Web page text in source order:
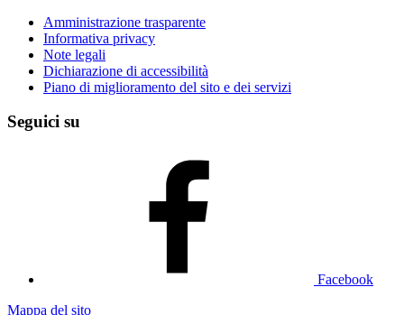
Amministrazione trasparente
Informativa privacy
Note legali
Dichiarazione di accessibilità
Piano di miglioramento del sito e dei servizi
Seguici su
Facebook
Mappa del sito